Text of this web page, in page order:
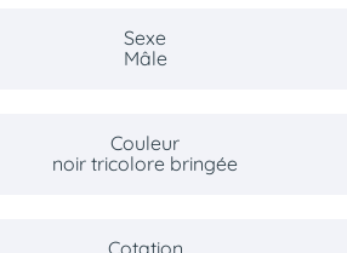
Sexe
Mâle
Couleur
noir tricolore bringée